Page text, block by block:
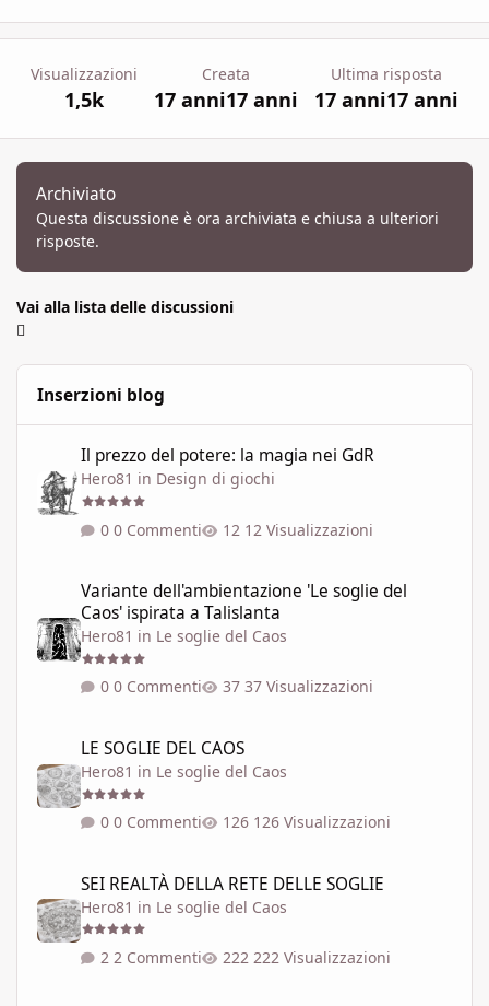
Visualizzazioni
1,5k
Creata
17 anni17 anni
Ultima risposta
17 anni17 anni
Archiviato
Questa discussione è ora archiviata e chiusa a ulteriori
risposte.
Vai alla lista delle discussioni
Inserzioni blog
Il prezzo del potere: la magia nei GdR
Hero81 in Design di giochi
0 Commenti 12 Visualizzazioni
Variante dell'ambientazione 'Le soglie del
Caos' ispirata a Talislanta
Hero81 in Le soglie del Caos
0 Commenti 37 Visualizzazioni
LE SOGLIE DEL CAOS
Hero81 in Le soglie del Caos
0 Commenti 126 Visualizzazioni
SEI REALTÀ DELLA RETE DELLE SOGLIE
Hero81 in Le soglie del Caos
2 Commenti 222 Visualizzazioni